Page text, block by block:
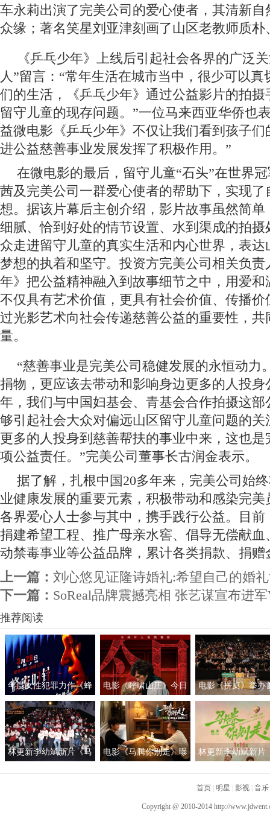
车永莉出演了完美公司的爱心使者，其清新
众缘；著名笑星刘亚津刻画了山区老教师质
《乒乓少年》上线后引起社会各界的广泛
人”留言：“常年生活在城市当中，很少可以
们的生活，《乒乓少年》通过公益影片的拍
留守儿童的现存问题。”一位马来西亚华侨也
益微电影《乒乓少年》不仅让我们看到孩子
进公益慈善事业发展发挥了积极作用。”
在微电影的最后，留守儿童“石头”在世界
茜及完美公司一群爱心使者的帮助下，实现
想。据该片幕后主创介绍，影片故事虽然简
细腻、恰到好处的情节设置、水到渠成的拍
众走进留守儿童的真实生活和内心世界，表
梦想的执着和坚守。投资方完美公司相关负
年》把公益精神融入到故事细节之中，用爱
不仅具有艺术价值，更具有社会价值、传播
过光影艺术向社会传递慈善公益的重要性，
量。
“慈善事业是完美公司稳健发展的永恒动力
捐物，更应该去带动和影响身边更多的人投
年，我们与中国妇基会、青基会合作拍摄这
够引起社会大众对偏远山区留守儿童问题的
更多的人投身到慈善帮扶的事业中来，这也
项公益责任。”完美公司董事长古润金表示。
据了解，扎根中国20多年来，完美公司始
业健康发展的重要元素，积极带动和感染完
各界爱心人士参与其中，携手践行公益。目
捐建希望工程、推广母亲水窖、倡导无偿献
动禁毒事业等公益品牌，累计各类捐款、捐赠
上一篇： 刘心悠见证隆诗婚礼:希望自己的婚
下一篇： SoReal品牌震撼亮相 张艺谋宣布进
推荐阅读
年度女性犯罪力作《蜂
蜜的针》定档3月28日
绝版影后阵容癫
电影《呼啸山庄》今日
上映
电影《拼桌》举办
礼及路演 白色情人
约搭子稳稳幸福
林更新李幼斌新片《马
电影《马腾你别走》曝
生“新地图”
林更新李幼斌新片
首页 明星 影视 音乐
Copyright @ 2010-2014 http://